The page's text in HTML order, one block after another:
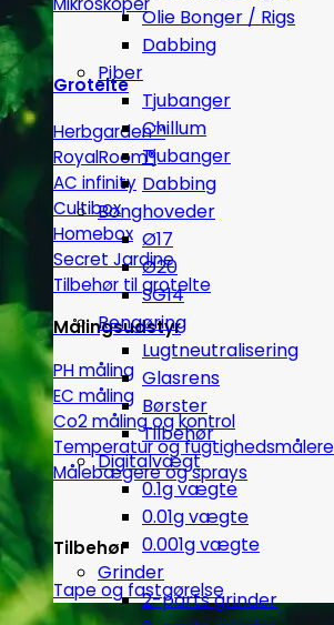
Grotelte
Herbgarden™
RoyalRoom®
AC infinity
Cultibox
Homebox
Secret Jardine
Tilbehør til grotelte
Målingsudstyr
PH måling
EC måling
Co2 måling og kontrol
Temperatur og fugtighedsmålere
Målebægere og sprays
Tilbehør
Tape og fastgørelse
Olie Bonger / Rigs
Dabbing
Piber
Tjubanger
Chillum
Tjubanger
Dabbing
Bonghoveder
Ø17
Ø20
SG14
Rengøring
Lugtneutralisering
Glasrens
Børster
Tilbehør
Digitalvægt
0.1g vægte
0.01g vægte
0.001g vægte
Grinder
2-parts grinder